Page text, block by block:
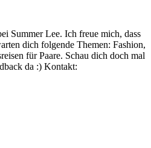
Summer Lee. Ich freue mich, dass
dich folgende Themen: Fashion,
für Paare. Schau dich doch mal
da :) Kontakt: